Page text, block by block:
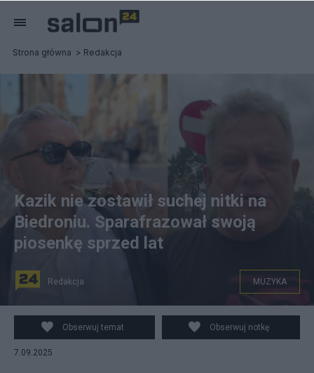
Strona główna Redakcja
na zdjęciu: europoseł Lewicy Robert Biedroń (L) i Kazik
Staszewski (P). fot. Canva/X/Salon24
Kazik nie zostawił suchej nitki na
Biedroniu. Sparafrazował swoją
piosenkę sprzed lat
Redakcja MUZYKA
Obserwuj temat Obserwuj notkę
7.09.2025